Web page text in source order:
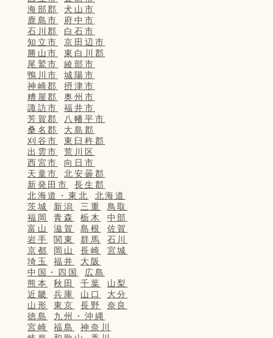
海部郡
犬山市
鹿島市
府中市
石川郡
白石市
知立市
京田辺市
勝山市
東白川郡
尾鷲市
綾部市
鴨川市
城陽市
神崎郡
摂津市
糟屋郡
奥州市
諏訪市
福井市
芳賀郡
八幡平市
桑名郡
大島郡
刈谷市
東臼杵郡
出雲市
荒川区
西宮市
向日市
天童市
北安曇郡
新発田市
長生郡
北海道・東北
北海道
茨城
新潟 三重
鳥取
福岡
青森 栃木
中部
富山
滋賀 島根
佐賀
岩手
関東 群馬
石川
京都
岡山 長崎
宮城
埼玉
福井
大阪
中国・四国
広島
熊本
秋田 千葉
山梨
近畿
兵庫 山口
大分
山形
東京 長野
奈良
徳島
九州・沖縄
宮崎
福島
神奈川